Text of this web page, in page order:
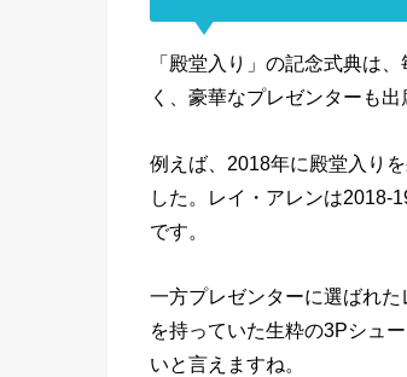
「殿堂入り」の記念式典は
く、豪華なプレゼンターも
例えば、2018年に殿堂入り
した。レイ・アレンは2018-
です。
一方プレゼンターに選ばれ
を持っていた生粋の3Pシュ
いと言えますね。